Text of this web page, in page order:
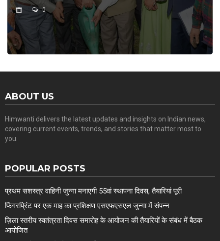
0
ABOUT US
Himwanti delivers the latest updates and insights on Indian news,
covering current events, trends, and stories that matter most to
you.
POPULAR POSTS
प्रथम सशस्त्र वाहिनी जुन्गा मनाएगी 55वां स्थापना दिवस, तैयारियां पूरी
फिंगरप्रिंट पर एक माह का प्रशिक्षण एसएफएसएल जुन्गा में संपन्न
ज़िला स्तरीय स्वतंत्रता दिवस समारोह के आयोजन की तैयारियों के संबंध में बैठक
आयोजित